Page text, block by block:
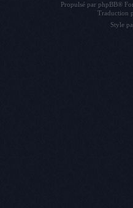
Propulsé par phpBB®
Traduction
Style